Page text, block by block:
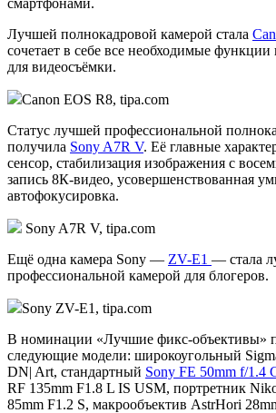
Лучшей полнокадровой камерой стала
сочетает в себе все необходимые функции
для видеосъёмки.
Canon EOS R8, tipa.com
Статус лучшей профессиональной
получила Sony A7R V. Её главные
сенсор, стабилизация изображения с
запись 8К-видео, усовершенствованная
автофокусировка.
Sony A7R V, tipa.com
Ещё одна камера Sony — ZV-E1 — стала
профессиональной камерой для блогеров.
Sony ZV-E1, tipa.com
В номинации «Лучшие фикс-объективы»
следующие модели: широкоугольный
DN| Art, стандартный Sony FE 50mm f/1.4
RF 135mm F1.8 L IS USM, портретник
85mm F1.2 S, макрообъектив AstrHori